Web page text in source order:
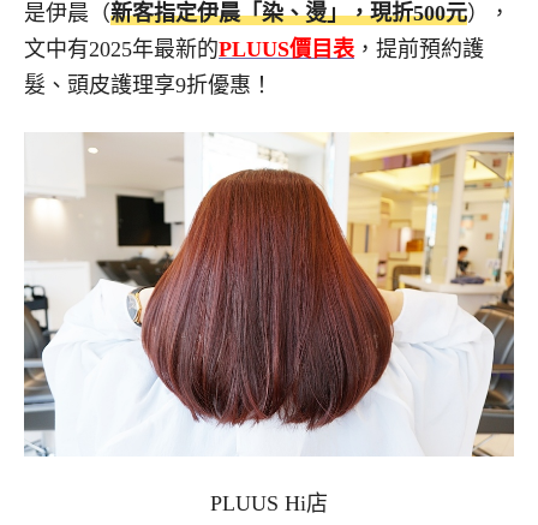
是伊晨（新客指定伊晨「染、燙」，現折500元），
文中有2025年最新的PLUUS價目表，提前預約護
髮、頭皮護理享9折優惠！
PLUUS Hi店